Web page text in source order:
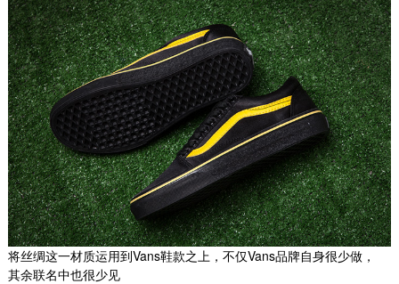
将丝绸这一材质运用到Vans鞋款之上，不仅Vans品牌自身很少做，
其余联名中也很少见